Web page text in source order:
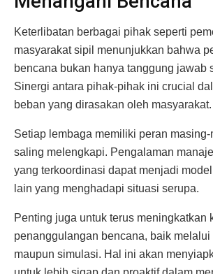
Keterlibatan berbagai pihak seperti
masyarakat sipil menunjukkan bahwa
bencana bukan hanya tanggung jawab
Sinergi antara pihak-pihak ini crucial
beban yang dirasakan oleh masyarakat.
Setiap lembaga memiliki peran
saling melengkapi. Pengalaman
yang terkoordinasi dapat menjadi
lain yang menghadapi situasi serupa.
Penting juga untuk terus meningkatkan
penanggulangan bencana, baik melalui
maupun simulasi. Hal ini akan